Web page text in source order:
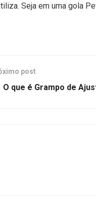
Seja em uma gola
post
O que é Grampo de